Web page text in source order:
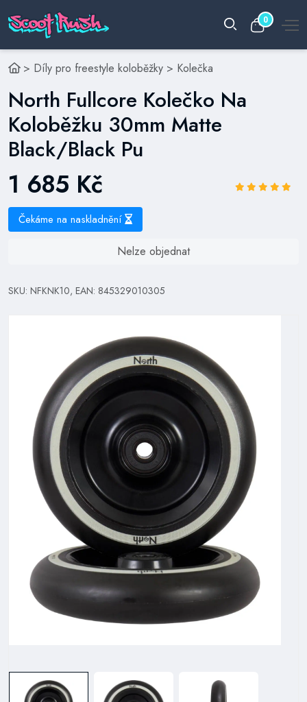
0
> Díly pro freestyle koloběžky > Kolečka
North Fullcore Kolečko Na
Koloběžku 30mm Matte
Black/Black Pu
1 685 Kč
Čekáme na naskladnění
Nelze objednat
SKU: NFKNK10, EAN: 845329010305